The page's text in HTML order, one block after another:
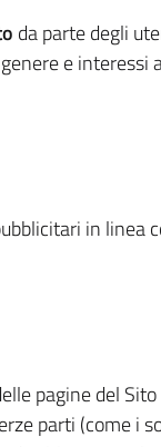
da parte degli
e
in
pagine del
parti (come i